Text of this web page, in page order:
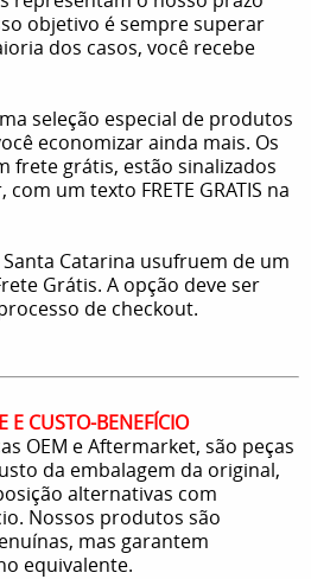
objetivo é sempre superar
dos casos, você recebe
seleção especial de produtos
economizar ainda mais. Os
frete grátis, estão sinalizados
um texto FRETE GRATIS na
Catarina usufruem de um
Grátis. A opção deve ser
de checkout.
E CUSTO-BENEFÍCIO
OEM e Aftermarket, são peças
da embalagem da original,
alternativas com
Nossos produtos são
mas garantem
equivalente.